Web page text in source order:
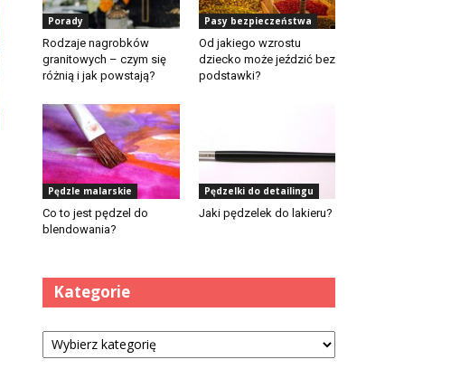
Porady
Rodzaje nagrobków
granitowych – czym się
różnią i jak powstają?
Pasy bezpieczeństwa
Od jakiego wzrostu
dziecko może jeździć bez
podstawki?
Pędzle malarskie
Co to jest pędzel do
blendowania?
Pędzelki do detailingu
Jaki pędzelek do lakieru?
Kategorie
Kategorie